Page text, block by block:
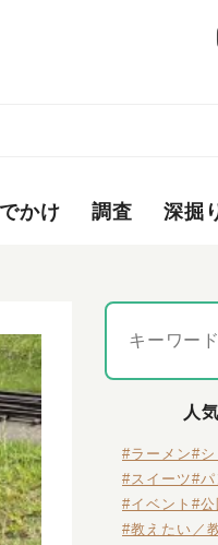
かけ 調査 深掘
人
#ラーメン#
#スイーツ#パ
#イベント #公
#教えたい／